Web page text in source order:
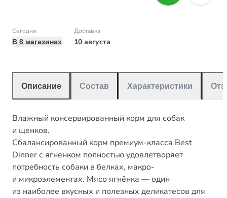
Сегодня
В 8 магазинах
Доставка
10 августа
Описание Состав Характеристики
Влажный консервированный корм для собак
и щенков.
Сбалансированный корм премиум-класса Best
Dinner с ягненком полностью удовлетворяет
потребность собаки в белках, макро-
и микроэлементах. Мясо ягнёнка — один
из наиболее вкусных и полезных деликатесов для